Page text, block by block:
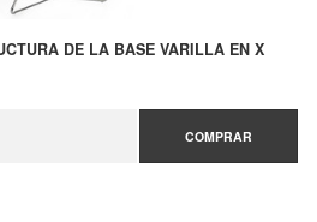
DE LA BASE VARILLA EN X
COMPRAR